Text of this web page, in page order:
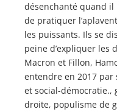
désenchanté quand il
de pratiquer
les puissants. Ils se
peine d’expliquer les
Macron et Fillon,
entendre en 2017
et social-démocratie.,
droite, populisme de